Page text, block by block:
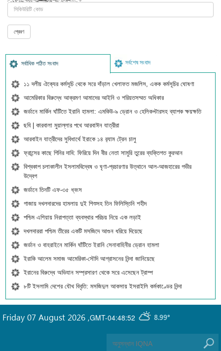
সর্বাধিক পঠিত সংবাদ সর্বশেষ সংবাদ
১১ দলীয় ঐক্যের কর্মসূচি থেকে সরে দাঁড়াল খেলাফত মজলিস, একক কর্মসূচির ঘোষণা
আমেরিকার বিরুদ্ধে আক্রমণ আমাদের আইনি ও শরিয়তসম্মত অধিকার
জর্ডানে মার্কিন ঘাঁটিতে ইরানি হামলা: এমকিউ-৯ ড্রোন ও হেলিকপ্টারসহ ব্যাপক ক্ষয়ক্ষতি
ছবি | কারবালা মুয়াল্লার পথে আরবাঈন যাত্রীরা
আরবাইন যাত্রীদের সুবিধার্থে ইরাকে ১৪ র‍্যাম ট্রেন চালু
ফ্রান্সের কাছে গিনির দাবি: ফিরিয়ে দিন বীর নেতা সামুরি তুরের ব্যক্তিগত কুরআন
বিশ্বকাপ চলাকালীন ইসলামবিদ্বেষ ও ঘৃণা-প্রচারণার উত্থানে আল-আজহারের গভীর
উদ্বেগ
জর্ডানে তিনটি এফ-৩৫ ধ্বংস
গাজায় দখলদারদের হামলায় দুই শিশুসহ তিন ফিলিস্তিনি শহীদ
পশ্চিম এশিয়ায় নিরাপত্তা ব্যবস্থার পরিচয় নিয়ে এক লড়াই
দখলদাররা পশ্চিম তীরের একটি মসজিদে আগুন ধরিয়ে দিয়েছে
জর্ডান ও বাহরাইনে মার্কিন ঘাঁটিতে ইরানি সেনাবাহিনীর ড্রোন হামলা
ইরাকি আলেম সমাজ আমেরিকা-সৌদি আগ্রাসনের নিন্দা জানিয়েছে
ইরানের বিরুদ্ধে অভিযান সম্প্রসারণ থেকে সরে এসেছেন ট্রাম্প
৮টি ইসলামি দেশের যৌথ বিবৃতি: মসজিদুল আকসায় ইসরাইলি কর্মকাণ্ডের নিন্দা
GMT-04:48:52 8.99°
Friday 07 August 2026 ,